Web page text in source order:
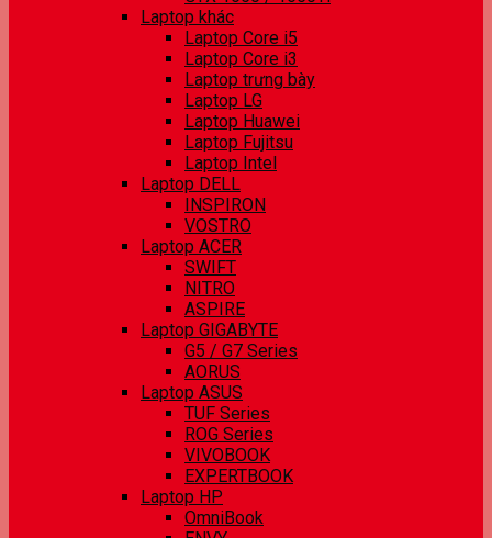
Laptop khác
Laptop Core i5
Laptop Core i3
Laptop trưng bày
Laptop LG
Laptop Huawei
Laptop Fujitsu
Laptop Intel
Laptop DELL
INSPIRON
VOSTRO
Laptop ACER
SWIFT
NITRO
ASPIRE
Laptop GIGABYTE
G5 / G7 Series
AORUS
Laptop ASUS
TUF Series
ROG Series
VIVOBOOK
EXPERTBOOK
Laptop HP
OmniBook